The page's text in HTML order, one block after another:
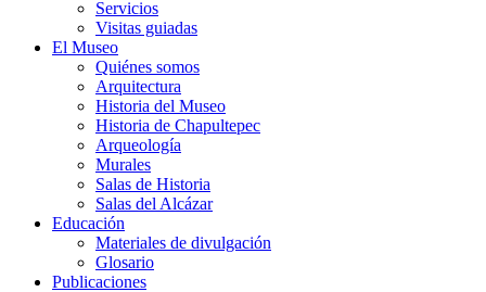
Servicios
Visitas guiadas
El Museo
Quiénes somos
Arquitectura
Historia del Museo
Historia de Chapultepec
Arqueología
Murales
Salas de Historia
Salas del Alcázar
Educación
Materiales de divulgación
Glosario
Publicaciones